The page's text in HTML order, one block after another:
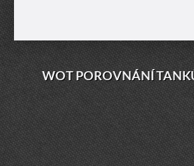
WOT POROVNÁNÍ